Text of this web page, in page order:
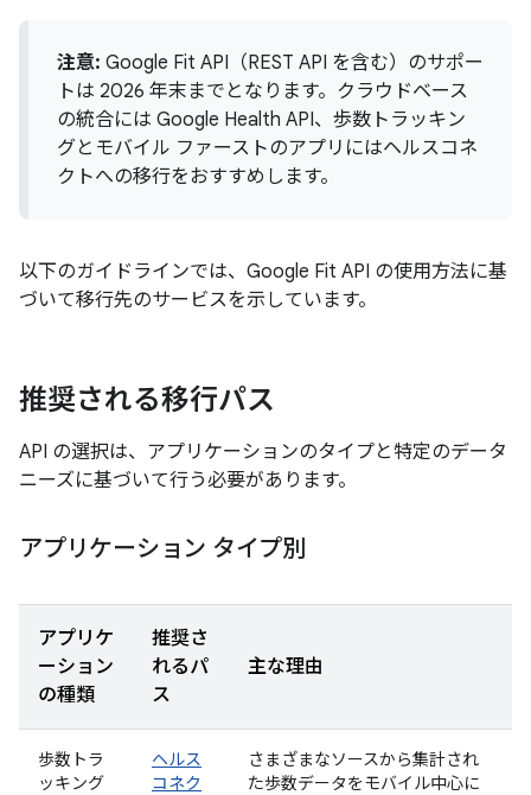
注意: Google Fit API（REST API を含む）のサポー
トは 2026 年末までとなります。クラウドベース
の統合には Google Health API、歩数トラッキン
グとモバイル ファーストのアプリにはヘルスコネ
クトへの移行をおすすめします。
以下のガイドラインでは、Google Fit API の使用方法に基
づいて移行先のサービスを示しています。
推奨される移行パス
API の選択は、アプリケーションのタイプと特定のデータ
ニーズに基づいて行う必要があります。
アプリケーション タイプ別
アプリケ
ーション
の種類
推奨さ
れるパ
ス
主な理由
歩数トラ
ッキング
ヘルス
コネク
さまざまなソースから集計され
た歩数データをモバイル中心に